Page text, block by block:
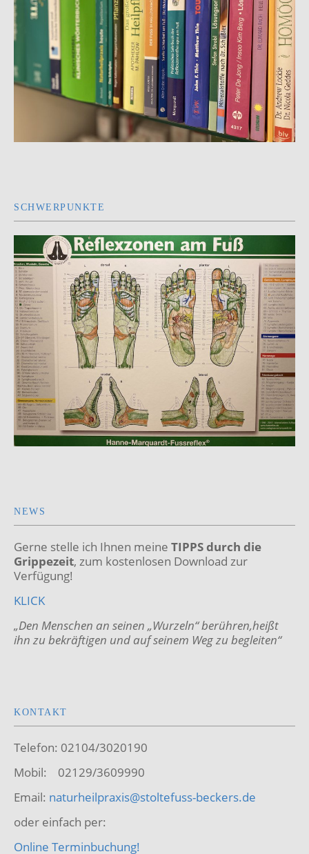
SCHWERPUNKTE
NEWS
Gerne stelle ich Ihnen meine TIPPS durch die
Grippezeit, zum kostenlosen Download zur
Verfügung!
KLICK
„Den Menschen an seinen „Wurzeln“ berühren,heißt
ihn zu bekräftigen und auf seinem Weg zu begleiten“
KONTAKT
Telefon: 02104/3020190
Mobil: 02129/3609990
Email: naturheilpraxis@stoltefuss-beckers.de
oder einfach per:
Online Terminbuchung!